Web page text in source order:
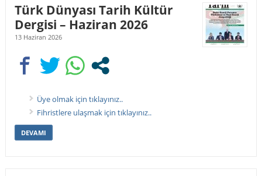
Türk Dünyası Tarih Kültür
Dergisi – Haziran 2026
13 Haziran 2026
Üye olmak için tıklayınız..
Fihristlere ulaşmak için tıklayınız..
DEVAMI